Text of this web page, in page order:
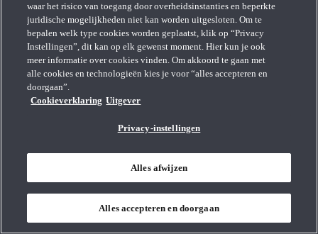
waar het risico van toegang door overheidsinstanties en beperkte
juridische mogelijkheden niet kan worden uitgesloten. Om te
bepalen welk type cookies worden geplaatst, klik op “Privacy
Instellingen”, dit kan op elk gewenst moment. Hier kun je ook
meer informatie over cookies vinden. Om akkoord te gaan met
alle cookies en technologieën kies je voor “alles accepteren en
doorgaan”.
Cookieverklaring Uitgever
Privacy-instellingen
Alles afwijzen
Alles accepteren en doorgaan